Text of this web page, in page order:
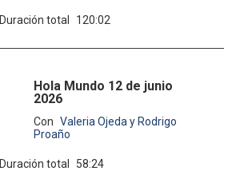
Duración total 120:02
Hola Mundo 12 de junio
2026
Con Valeria Ojeda y Rodrigo
Proaño
Duración total 58:24